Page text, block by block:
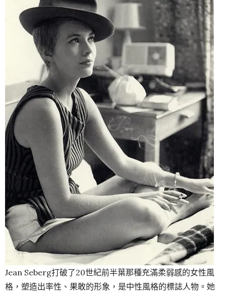
Jean Seberg打破了20世紀前半葉那種充滿柔弱感的女性風
格，塑造出率性、果敢的形象，是中性風格的標誌人物。她